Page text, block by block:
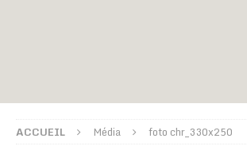
ACCUEIL Média foto chr_330x250